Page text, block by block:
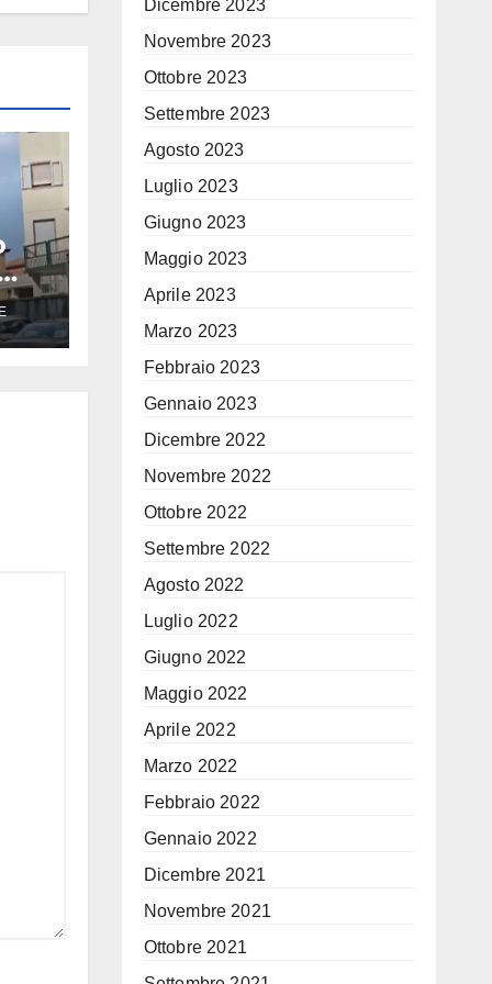
Dicembre 2023
Novembre 2023
Ottobre 2023
Settembre 2023
Agosto 2023
Luglio 2023
Giugno 2023
Maggio 2023
Aprile 2023
Marzo 2023
Febbraio 2023
Gennaio 2023
Dicembre 2022
Novembre 2022
Ottobre 2022
Settembre 2022
Agosto 2022
Luglio 2022
Giugno 2022
Maggio 2022
Aprile 2022
Marzo 2022
Febbraio 2022
Gennaio 2022
Dicembre 2021
Novembre 2021
Ottobre 2021